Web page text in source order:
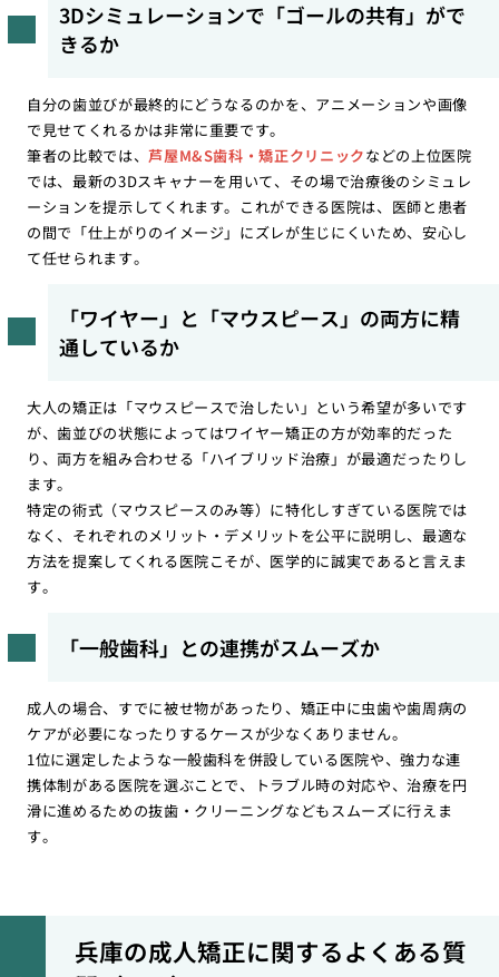
3Dシミュレーションで「ゴールの共有」がで
きるか
自分の歯並びが最終的にどうなるのかを、アニメーションや画像
で見せてくれるかは非常に重要です。
筆者の比較では、芦屋M&S歯科・矯正クリニックなどの上位医院
では、最新の3Dスキャナーを用いて、その場で治療後のシミュレ
ーションを提示してくれます。これができる医院は、医師と患者
の間で「仕上がりのイメージ」にズレが生じにくいため、安心し
て任せられます。
「ワイヤー」と「マウスピース」の両方に精
通しているか
大人の矯正は「マウスピースで治したい」という希望が多いです
が、歯並びの状態によってはワイヤー矯正の方が効率的だった
り、両方を組み合わせる「ハイブリッド治療」が最適だったりし
ます。
特定の術式（マウスピースのみ等）に特化しすぎている医院では
なく、それぞれのメリット・デメリットを公平に説明し、最適な
方法を提案してくれる医院こそが、医学的に誠実であると言えま
す。
「一般歯科」との連携がスムーズか
成人の場合、すでに被せ物があったり、矯正中に虫歯や歯周病の
ケアが必要になったりするケースが少なくありません。
1位に選定したような一般歯科を併設している医院や、強力な連
携体制がある医院を選ぶことで、トラブル時の対応や、治療を円
滑に進めるための抜歯・クリーニングなどもスムーズに行えま
す。
兵庫の成人矯正に関するよくある質